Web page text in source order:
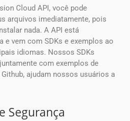
Cloud API, você pode
arquivos imediatamente, pois
nada. A API está
e vem com SDKs e exemplos ao
idiomas. Nossos SDKs
com exemplos de
ajudam nossos usuários a
Segurança